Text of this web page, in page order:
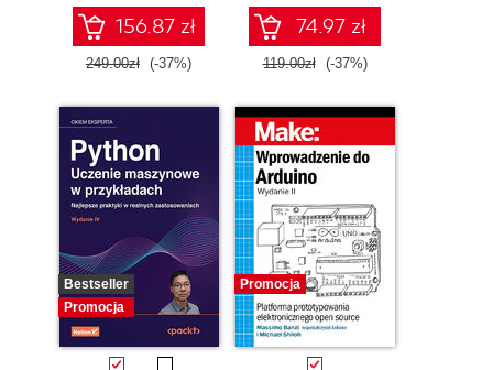
156.87 zł
249.00zł (-37%)
74.97 zł
119.00zł (-37%)
Bestseller
Promocja
Promocja